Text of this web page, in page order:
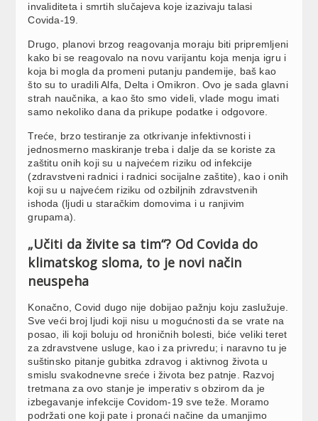
invaliditeta i smrtih slučajeva koje izazivaju talasi
Covida-19.
Drugo, planovi brzog reagovanja moraju biti pripremljeni
kako bi se reagovalo na novu varijantu koja menja igru i
koja bi mogla da promeni putanju pandemije, baš kao
što su to uradili Alfa, Delta i Omikron. Ovo je sada glavni
strah naučnika, a kao što smo videli, vlade mogu imati
samo nekoliko dana da prikupe podatke i odgovore.
Treće, brzo testiranje za otkrivanje infektivnosti i
jednosmerno maskiranje treba i dalje da se koriste za
zaštitu onih koji su u najvećem riziku od infekcije
(zdravstveni radnici i radnici socijalne zaštite), kao i onih
koji su u najvećem riziku od ozbiljnih zdravstvenih
ishoda (ljudi u staračkim domovima i u ranjivim
grupama).
„Učiti da živite sa tim“? Od Covida do
klimatskog sloma, to je novi način
neuspeha
Konačno, Covid dugo nije dobijao pažnju koju zaslužuje.
Sve veći broj ljudi koji nisu u mogućnosti da se vrate na
posao, ili koji boluju od hroničnih bolesti, biće veliki teret
za zdravstvene usluge, kao i za privredu; i naravno tu je
suštinsko pitanje gubitka zdravog i aktivnog života u
smislu svakodnevne sreće i života bez patnje. Razvoj
tretmana za ovo stanje je imperativ s obzirom da je
izbegavanje infekcije Covidom-19 sve teže. Moramo
podržati one koji pate i pronaći načine da umanjimo